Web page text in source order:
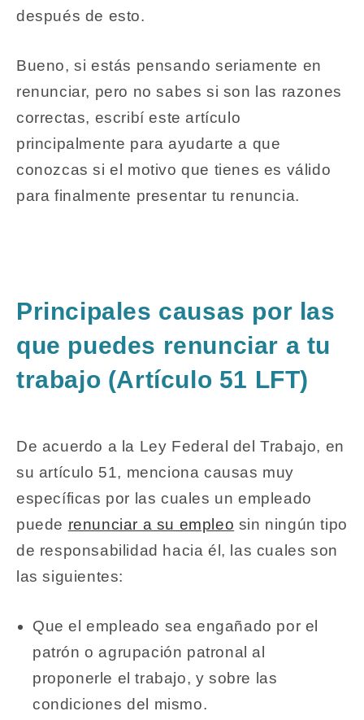
después de esto.
Bueno, si estás pensando seriamente en
renunciar, pero no sabes si son las razones
correctas, escribí este artículo
principalmente para ayudarte a que
conozcas si el motivo que tienes es válido
para finalmente presentar tu renuncia.
Principales causas por las
que puedes renunciar a tu
trabajo (Artículo 51 LFT)
De acuerdo a la Ley Federal del Trabajo, en
su artículo 51, menciona causas muy
específicas por las cuales un empleado
puede renunciar a su empleo sin ningún tipo
de responsabilidad hacia él, las cuales son
las siguientes:
Que el empleado sea engañado por el
patrón o agrupación patronal al
proponerle el trabajo, y sobre las
condiciones del mismo.